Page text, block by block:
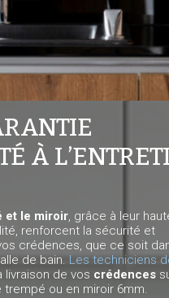
À
et le miroir, grâce à leur
renforcent la sécurité et
crédences, que ce soit
de bain. Les techniciens
livraison de vos crédences
trempé ou en miroir 6mm.